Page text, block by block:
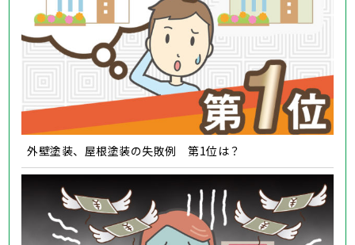
外壁塗装、屋根塗装の失敗例 第1位は？